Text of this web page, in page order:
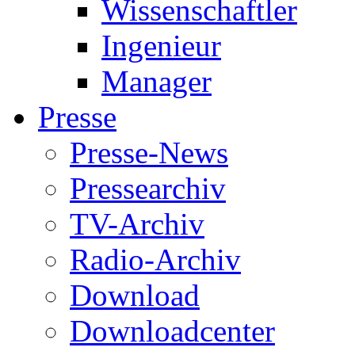
Wissenschaftler
Ingenieur
Manager
Presse
Presse-News
Pressearchiv
TV-Archiv
Radio-Archiv
Download
Downloadcenter